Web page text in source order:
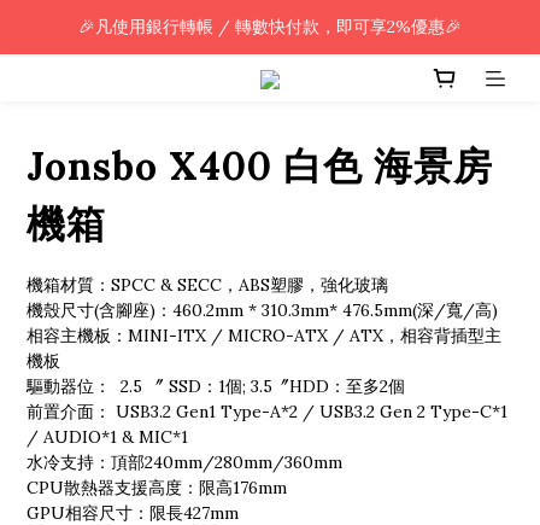
🎉凡使用銀行轉帳 / 轉數快付款，即可享2%優惠🎉
🎉凡使用銀行轉帳 / 轉數快付款，即可享2%優惠🎉
全單購買滿HK$800.00，即享免運優惠 (只限香港)
Jonsbo X400 白色 海景房
機箱
機箱材質：SPCC & SECC，ABS塑膠，強化玻璃
機殼尺寸(含腳座)：460.2mm * 310.3mm* 476.5mm(深/寬/高)
相容主機板：MINI-ITX / MICRO-ATX / ATX，相容背插型主
機板
驅動器位：  2.5 〞 SSD：1個; 3.5〞HDD：至多2個
前置介面： USB3.2 Gen1 Type-A*2 / USB3.2 Gen 2 Type-C*1
/ AUDIO*1 & MIC*1
水冷支持：頂部240mm/280mm/360mm
CPU散熱器支援高度：限高176mm
GPU相容尺寸：限長427mm